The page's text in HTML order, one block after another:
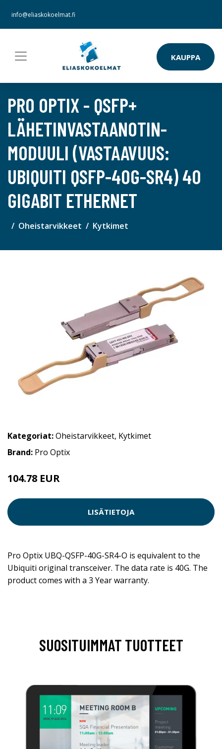
info@eliaskokoelmat.fi
KAUPPA
PRO OPTIX - QSFP+
LÄHETINVASTAANOTIN-
MODUULI (VASTAAVUUS:
UBIQUITI QSFP-40G-SR4) 40
GIGABIT ETHERNET
Oheistarvikkeet Kytkimet
Kategoriat:Oheistarvikkeet, Kytkimet
Brand: Pro Optix
104.78 EUR
LISÄTIETOJA
Pro Optix UBQ-QSFP-40G-SR4-O is equivalent to the
Ubiquiti original transceiver. The data rate is 40G. The
product comes with a 3 Year warranty.
SUOSITUIMMAT TUOTTEET